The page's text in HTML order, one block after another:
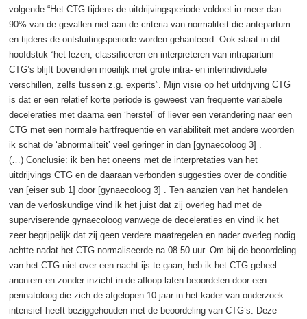
volgende “Het CTG tijdens de uitdrijvingsperiode voldoet in meer dan
90% van de gevallen niet aan de criteria van normaliteit die antepartum
en tijdens de ontsluitingsperiode worden gehanteerd. Ook staat in dit
hoofdstuk “het lezen, classificeren en interpreteren van intrapartum–
CTG’s blijft bovendien moeilijk met grote intra- en interindividuele
verschillen, zelfs tussen z.g. experts”. Mijn visie op het uitdrijving CTG
is dat er een relatief korte periode is geweest van frequente variabele
deceleraties met daarna een ‘herstel’ of liever een verandering naar een
CTG met een normale hartfrequentie en variabiliteit met andere woorden
ik schat de ‘abnormaliteit’ veel geringer in dan [gynaecoloog 3] .
(…) Conclusie: ik ben het oneens met de interpretaties van het
uitdrijvings CTG en de daaraan verbonden suggesties over de conditie
van [eiser sub 1] door [gynaecoloog 3] . Ten aanzien van het handelen
van de verloskundige vind ik het juist dat zij overleg had met de
superviserende gynaecoloog vanwege de deceleraties en vind ik het
zeer begrijpelijk dat zij geen verdere maatregelen en nader overleg nodig
achtte nadat het CTG normaliseerde na 08.50 uur. Om bij de beoordeling
van het CTG niet over een nacht ijs te gaan, heb ik het CTG geheel
anoniem en zonder inzicht in de afloop laten beoordelen door een
perinatoloog die zich de afgelopen 10 jaar in het kader van onderzoek
intensief heeft beziggehouden met de beoordeling van CTG’s. Deze